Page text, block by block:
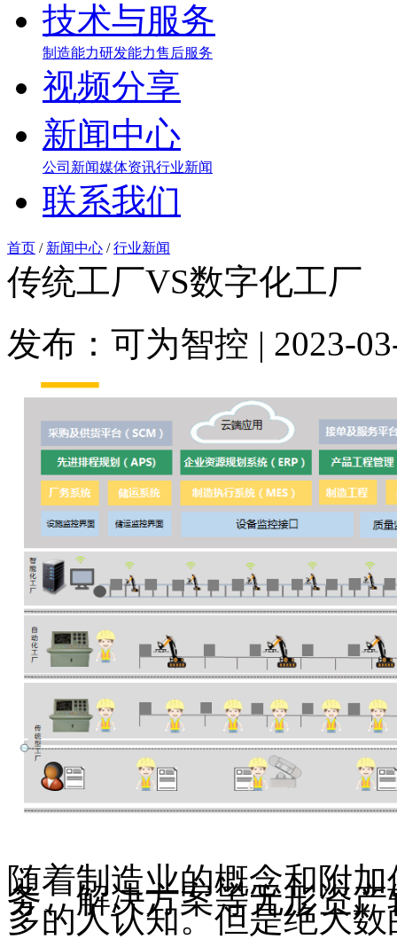
技术与服务
制造能力研发能力售后服务
视频分享
新闻中心
公司新闻媒体资讯行业新闻
联系我们
首页 / 新闻中心 /行业新闻
传统工厂VS数字化工厂
发布：可为智控 | 2023-
随着制造业的概念和附
务、解决方案等无形资
多的人认知。但是绝大